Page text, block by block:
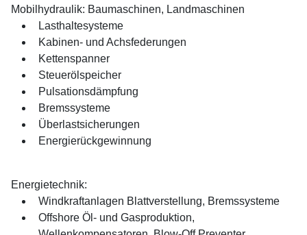
Mobilhydraulik: Baumaschinen, Landmaschinen
Lasthaltesysteme
Kabinen- und Achsfederungen
Kettenspanner
Steuerölspeicher
Pulsationsdämpfung
Bremssysteme
Überlastsicherungen
Energierückgewinnung
Energietechnik:
Windkraftanlagen Blattverstellung, Bremssysteme
Offshore Öl- und Gasproduktion,